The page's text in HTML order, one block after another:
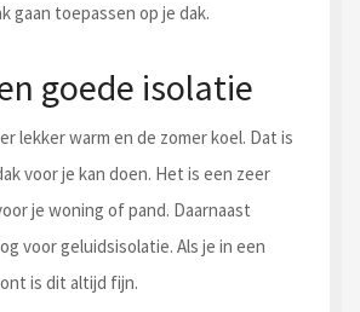
gaan toepassen op je dak.
goede isolatie
lekker warm en de zomer koel. Dat is
voor je kan doen. Het is een zeer
je woning of pand. Daarnaast
voor geluidsisolatie. Als je in een
is dit altijd fijn.